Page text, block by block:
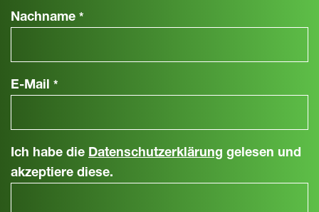
Nachname *
E-Mail *
Ich habe die Datenschutzerklärung gelesen und
akzeptiere diese.